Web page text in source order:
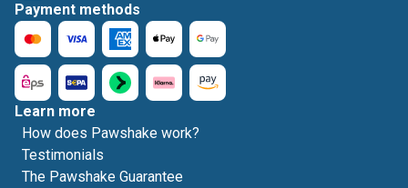
Payment methods
Learn more
How does Pawshake work?
Testimonials
The Pawshake Guarantee